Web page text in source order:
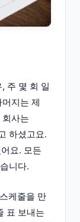
주 몇 회 일
지는 제
사는
하셨고요.
요. 모든
니다.
케줄을 만
표 보내는